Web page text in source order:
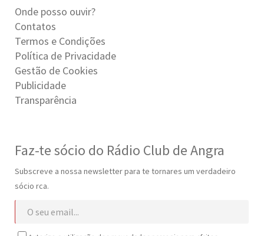
Onde posso ouvir?
Contatos
Termos e Condições
Política de Privacidade
Gestão de Cookies
Publicidade
Transparência
Faz-te sócio do Rádio Club de Angra
Subscreve a nossa newsletter para te tornares um verdadeiro
sócio rca.